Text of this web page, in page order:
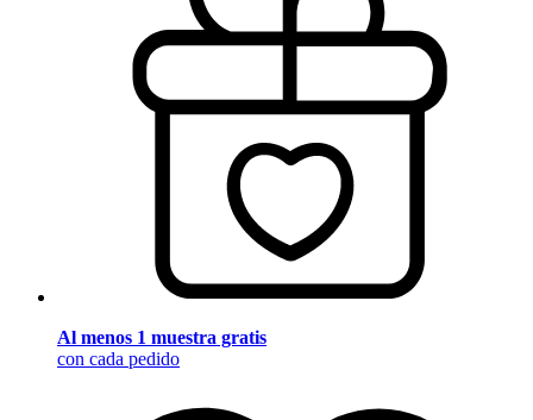
Al menos 1 muestra gratis
con cada pedido